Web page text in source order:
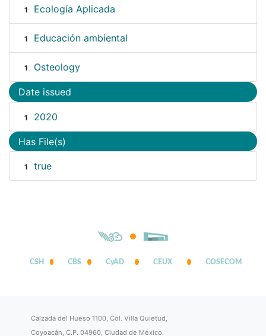
1 Ecología Aplicada
1 Educación ambiental
1 Osteology
Date issued
1 2020
Has File(s)
1 true
CSH CBS CyAD CEUX COSECOM
Calzada del Hueso 1100, Col. Villa Quietud,
Coyoacán, C.P. 04960, Ciudad de México.